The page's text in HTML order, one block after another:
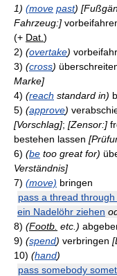
1) (move past)
Fahrzeug:]
(+ Dat. )
2) (overtake)
3) (cross)
Marke]
4) (reach standard in)
5) (approve)
[Vorschlag]; [Zensor:]
bestehen lassen
6) (be too great for)
Verständnis]
7) (move) bringen
pass a thread
ein Nadelöhr ziehen
8) (Footb. etc.)
9) (spend) verbringen
10) (hand)
pass somebody